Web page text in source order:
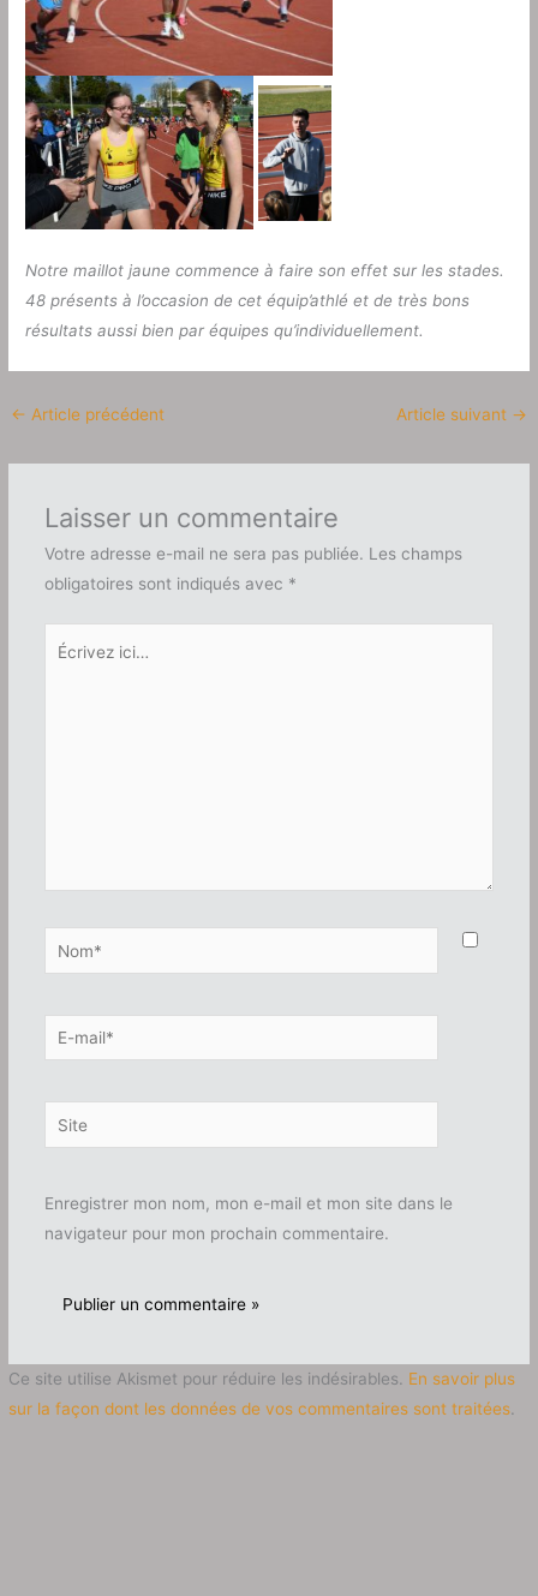
Notre maillot jaune commence à faire son effet sur les stades.
48 présents à l’occasion de cet équip’athlé et de très bons
résultats aussi bien par équipes qu’individuellement.
← Article précédent Article suivant →
Laisser un commentaire
Votre adresse e-mail ne sera pas publiée. Les champs
obligatoires sont indiqués avec *
Écrivez
Nom*
E-
mail*
Site
Enregistrer mon nom, mon e-mail et mon site dans le
navigateur pour mon prochain commentaire.
Ce site utilise Akismet pour réduire les indésirables. En savoir plus
sur la façon dont les données de vos commentaires sont traitées